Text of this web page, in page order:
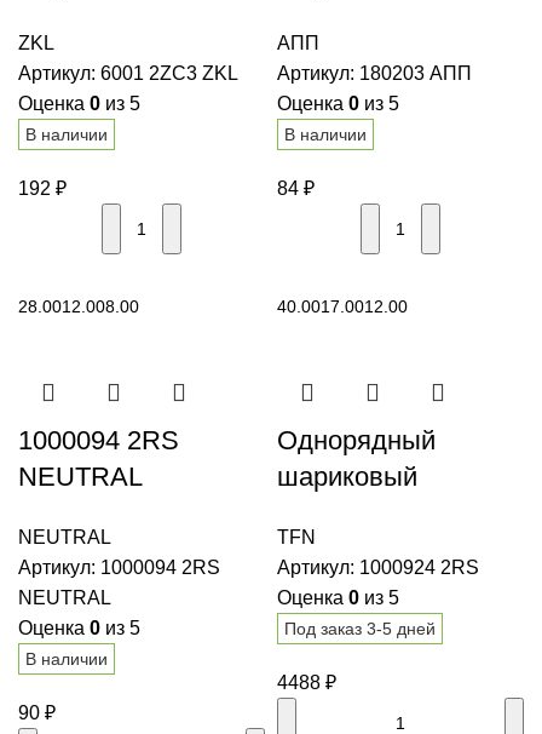
однорядный
ZKL
Артикул: 6001 2ZC3 ZKL
Оценка 0 из 5
В наличии
192 ₽
28.0012.008.00
радиальный
АПП
Артикул: 180203 АПП
Оценка 0 из 5
В наличии
84 ₽
40.0017.0012.00
1000094 2RS
NEUTRAL
шариковый
радиальный
NEUTRAL
Артикул: 1000094 2RS
NEUTRAL
Оценка 0 из 5
В наличии
90 ₽
Однорядный
шариковый
подшипник 1000924
2RS TFN
TFN
Артикул: 1000924 2RS
Оценка 0 из 5
Под заказ 3-5 дней
4488 ₽